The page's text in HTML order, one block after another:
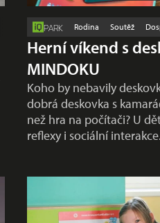
PARK Rodina Soutěž
Herní víkend s
MINDOKU
Koho by nebavily
dobrá deskovka s
než hra na počítači? U
reflexy i sociální